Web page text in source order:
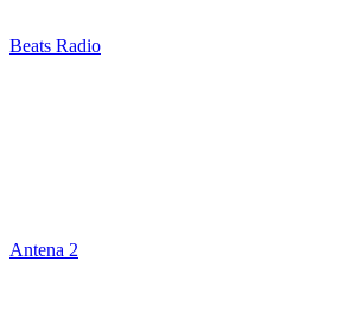
Beats Radio
Antena 2